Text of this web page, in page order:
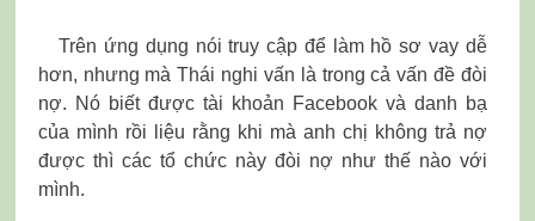
Trên ứng dụng nói truy cập để làm hồ sơ vay dễ
hơn, nhưng mà Thái nghi vấn là trong cả vấn đề đòi
nợ. Nó biết được tài khoản Facebook và danh bạ
của mình rồi liệu rằng khi mà anh chị không trả nợ
được thì các tổ chức này đòi nợ như thế nào với
mình.